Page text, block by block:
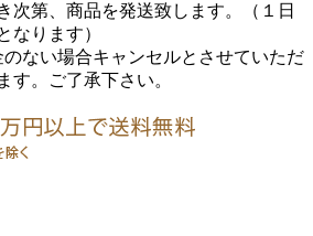
次第、商品を発送致します。（１日
なります）
ない場合キャンセルとさせていただ
す。ご了承下さい。